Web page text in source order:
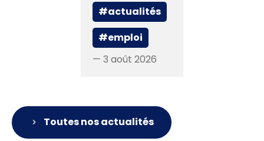
#actualités
#emploi
— 3 août 2026
Toutes nos actualités